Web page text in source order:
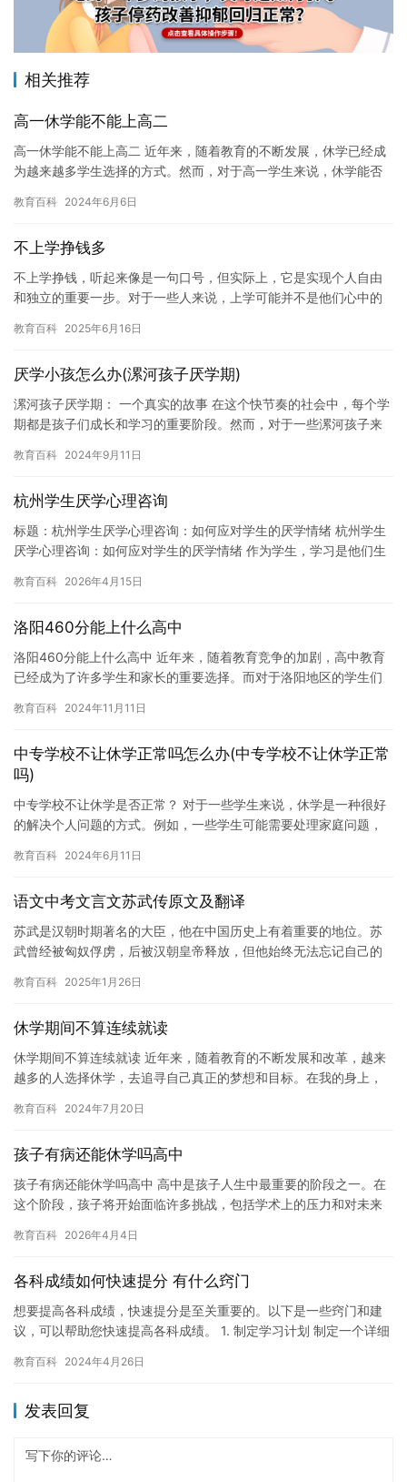
相关推荐
高一休学能不能上高二
高一休学能不能上高二 近年来，随着教育的不断发展，休学已经成
为越来越多学生选择的方式。然而，对于高一学生来说，休学能否
题，并…
教育百科 2024年6月6日
不上学挣钱多
不上学挣钱，听起来像是一句口号，但实际上，它是实现个人自由
和独立的重要一步。对于一些人来说，上学可能并不是他们心中的
培养我…
教育百科 2025年6月16日
厌学小孩怎么办(漯河孩子厌学期)
漯河孩子厌学期： 一个真实的故事 在这个快节奏的社会中，每个学
期都是孩子们成长和学习的重要阶段。然而，对于一些漯河孩子来
疑…
教育百科 2024年9月11日
杭州学生厌学心理咨询
标题：杭州学生厌学心理咨询：如何应对学生的厌学情绪 杭州学生
厌学心理咨询：如何应对学生的厌学情绪 作为学生，学习是他们生
绪，…
教育百科 2026年4月15日
洛阳460分能上什么高中
洛阳460分能上什么高中 近年来，随着教育竞争的加剧，高中教育
已经成为了许多学生和家长的重要选择。而对于洛阳地区的学生们
将…
教育百科 2024年11月11日
中专学校不让休学正常吗怎么办(中专学校不让休学正常
吗)
中专学校不让休学是否正常？ 对于一些学生来说，休学是一种很好
的解决个人问题的方式。例如，一些学生可能需要处理家庭问题，
成为…
教育百科 2024年6月11日
语文中考文言文苏武传原文及翻译
苏武是汉朝时期著名的大臣，他在中国历史上有着重要的地位。苏
武曾经被匈奴俘虏，后被汉朝皇帝释放，但他始终无法忘记自己的
无法…
教育百科 2025年1月26日
休学期间不算连续就读
休学期间不算连续就读 近年来，随着教育的不断发展和改革，越来
越多的人选择休学，去追寻自己真正的梦想和目标。在我的身上，
但…
教育百科 2024年7月20日
孩子有病还能休学吗高中
孩子有病还能休学吗高中 高中是孩子人生中最重要的阶段之一。在
这个阶段，孩子将开始面临许多挑战，包括学术上的压力和对未来
成很…
教育百科 2026年4月4日
各科成绩如何快速提分 有什么窍门
想要提高各科成绩，快速提分是至关重要的。以下是一些窍门和建
议，可以帮助您快速提高各科成绩。 1. 制定学习计划 制定一个详细
教育百科 2024年4月26日
发表回复